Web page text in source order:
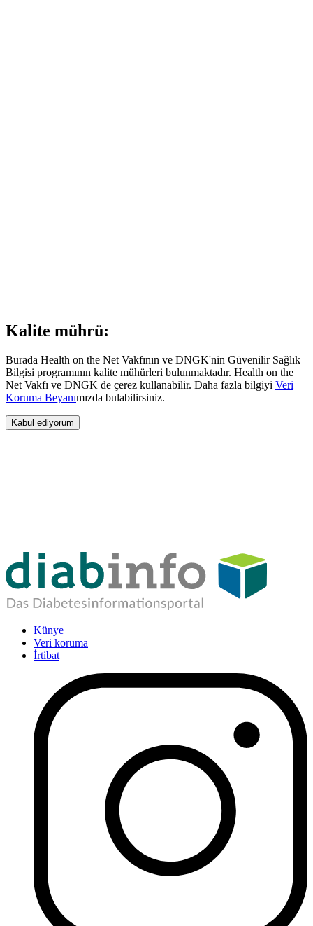
Kalite mührü:
Burada Health on the Net Vakfının ve DNGK'nin Güvenilir Sağlık
Bilgisi programının kalite mühürleri bulunmaktadır. Health on the
Net Vakfı ve DNGK de çerez kullanabilir. Daha fazla bilgiyi Veri
Koruma Beyanımızda bulabilirsiniz.
Kabul ediyorum
Künye
Veri koruma
İrtibat